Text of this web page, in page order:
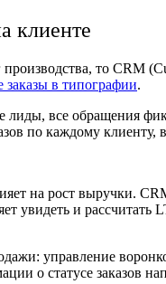
клиенте
то CRM
заказы в типографии.
лиды, все обращения
по каждому клиенту,
на рост выручки.
увидеть и
управление
о статусе заказов